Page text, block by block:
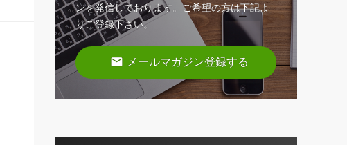
ンを発信しております。ご希望の方は下記よ
りご登録下さい。
email メールマガジン登録する